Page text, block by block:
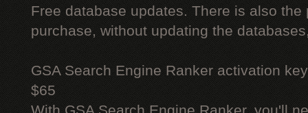
Free database updates. There is also
purchase, without updating the
GSA Search Engine Ranker activation key
$65